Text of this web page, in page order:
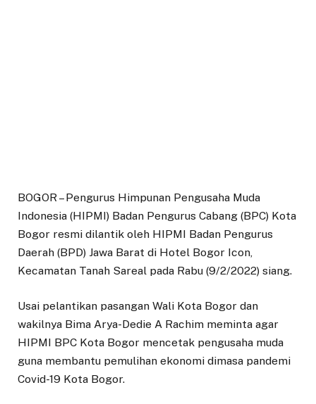
BOGOR – Pengurus Himpunan Pengusaha Muda
Indonesia (HIPMI) Badan Pengurus Cabang (BPC) Kota
Bogor resmi dilantik oleh HIPMI Badan Pengurus
Daerah (BPD) Jawa Barat di Hotel Bogor Icon,
Kecamatan Tanah Sareal pada Rabu (9/2/2022) siang.
Usai pelantikan pasangan Wali Kota Bogor dan
wakilnya Bima Arya-Dedie A Rachim meminta agar
HIPMI BPC Kota Bogor mencetak pengusaha muda
guna membantu pemulihan ekonomi dimasa pandemi
Covid-19 Kota Bogor.